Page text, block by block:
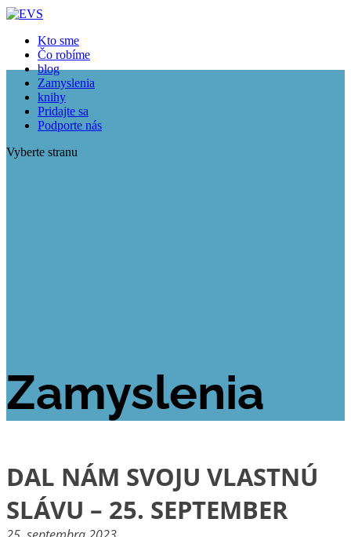
Kto sme
Čo robíme
blog
Zamyslenia
knihy
Pridajte sa
Podporte nás
Vyberte stranu
Zamyslenia
DAL NÁM SVOJU VLASTNÚ
SLÁVU – 25. SEPTEMBER